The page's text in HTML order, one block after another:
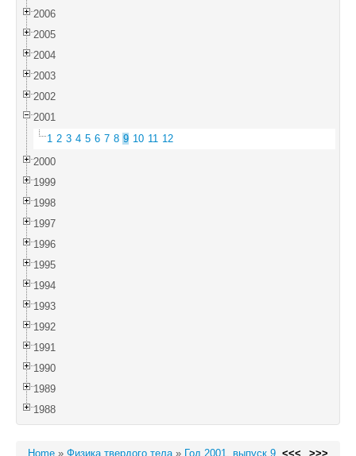
2006
2005
2004
2003
2002
2001
1 2 3 4 5 6 7 8 9 10 11 12
2000
1999
1998
1997
1996
1995
1994
1993
1992
1991
1990
1989
1988
Home » Физика твердого тела» Год 2001, выпуск 9 <<< >>>